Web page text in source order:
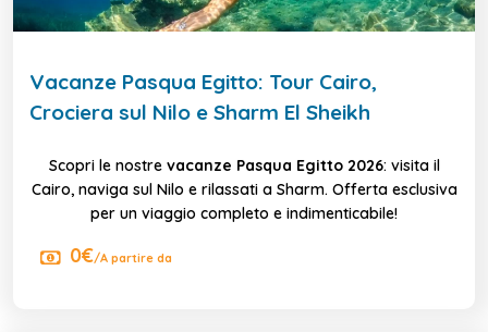
Vacanze Pasqua Egitto: Tour Cairo,
Crociera sul Nilo e Sharm El Sheikh
Scopri le nostre vacanze Pasqua Egitto 2026: visita il
Cairo, naviga sul Nilo e rilassati a Sharm. Offerta esclusiva
per un viaggio completo e indimenticabile!
0€/A partire da